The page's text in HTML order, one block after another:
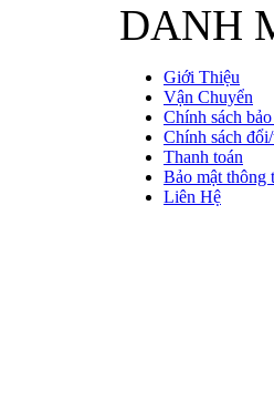
DANH
Giới Thiệu
Vận Chuyển
Chính sách
Chính sách
Thanh toán
Bảo mật thông
Liên Hệ